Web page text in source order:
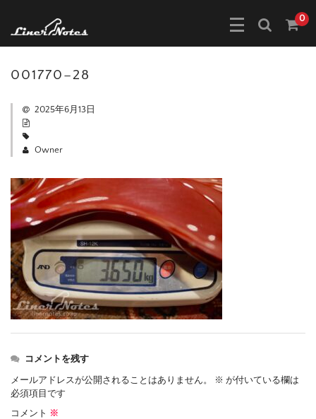
0
001770–28
2025年6月13日
Owner
コメントを残す
メールアドレスが公開されることはありません。 ※ が付いている欄は
必須項目です
コメント ※